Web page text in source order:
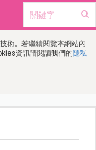
術。若繼續閱覽本網站內
資訊請閱讀我們的隱私